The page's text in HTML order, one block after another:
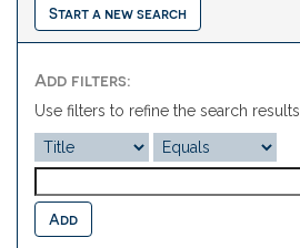
Start a new search
Add filters:
Use filters to refine the search results.